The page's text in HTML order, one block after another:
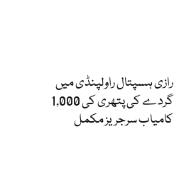
رازی ہسپتال راولپنڈی میں
گردے کی پتھری کی 1,000
کامیاب سرجریز مکمل